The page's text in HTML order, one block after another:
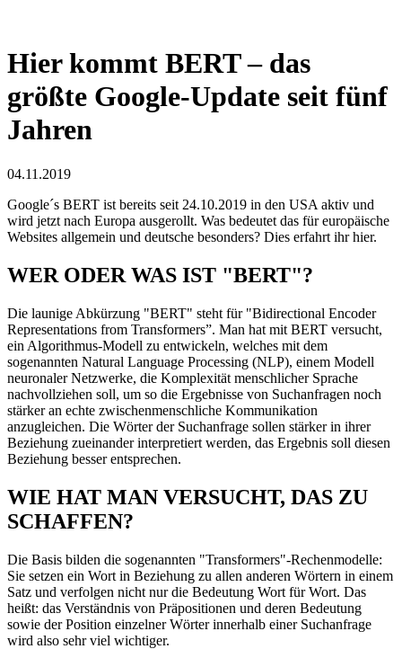
Hier kommt BERT – das
größte Google-Update seit fünf
Jahren
04.11.2019
Google´s BERT ist bereits seit 24.10.2019 in den USA aktiv und
wird jetzt nach Europa ausgerollt. Was bedeutet das für europäische
Websites allgemein und deutsche besonders? Dies erfahrt ihr hier.
WER ODER WAS IST "BERT"?
Die launige Abkürzung "BERT" steht für "Bidirectional Encoder
Representations from Transformers”. Man hat mit BERT versucht,
ein Algorithmus-Modell zu entwickeln, welches mit dem
sogenannten Natural Language Processing (NLP), einem Modell
neuronaler Netzwerke, die Komplexität menschlicher Sprache
nachvollziehen soll, um so die Ergebnisse von Suchanfragen noch
stärker an echte zwischenmenschliche Kommunikation
anzugleichen. Die Wörter der Suchanfrage sollen stärker in ihrer
Beziehung zueinander interpretiert werden, das Ergebnis soll diesen
Beziehung besser entsprechen.
WIE HAT MAN VERSUCHT, DAS ZU
SCHAFFEN?
Die Basis bilden die sogenannten "Transformers"-Rechenmodelle:
Sie setzen ein Wort in Beziehung zu allen anderen Wörtern in einem
Satz und verfolgen nicht nur die Bedeutung Wort für Wort. Das
heißt: das Verständnis von Präpositionen und deren Bedeutung
sowie der Position einzelner Wörter innerhalb einer Suchanfrage
wird also sehr viel wichtiger.